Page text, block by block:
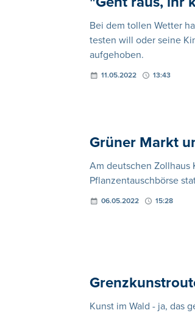
Bei dem tollen Wetter
testen will oder seine
aufgehoben.
11.05.2022 13:43
Grüner Markt
Am deutschen Zollhaus
Pflanzentauschbörse
06.05.2022 15:28
Kunst im Wald - ja, das